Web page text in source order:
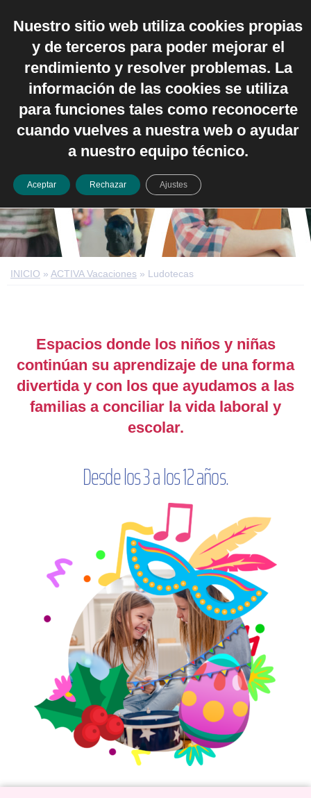
Español
Ludotecas
INICIO » ACTIVA Vacaciones » Ludotecas
Espacios donde los niños y niñas
continúan su aprendizaje de una forma
divertida y con los que ayudamos a las
familias a conciliar la vida laboral y
escolar.
Desde los 3 a los 12 años.
Nuestro sitio web utiliza cookies propias
y de terceros para poder mejorar el
rendimiento y resolver problemas. La
información de las cookies se utiliza
para funciones tales como reconocerte
cuando vuelves a nuestra web o ayudar
a nuestro equipo técnico.
Aceptar Rechazar Ajustes